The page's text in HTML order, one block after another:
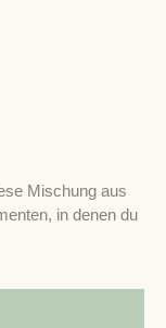
Mischung aus
in denen du